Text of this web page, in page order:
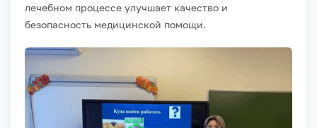
лечебном процессе улучшает качество и
безопасность медицинской помощи.